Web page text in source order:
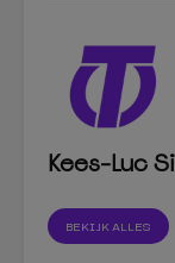
Kees-Luc
BEKIJK ALLES